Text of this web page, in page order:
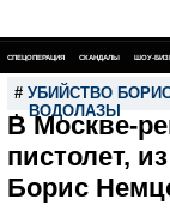
СПЕЦОПЕРАЦИЯ СКАНДАЛЫ ШОУ-
# УБИЙСТВО
,
ВОДОЛАЗЫ
В Москве-
пистолет,
Борис